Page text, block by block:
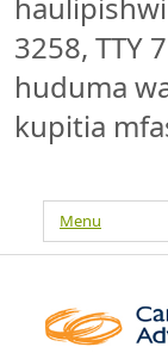
3258, TTY
huduma
kupitia
Menu